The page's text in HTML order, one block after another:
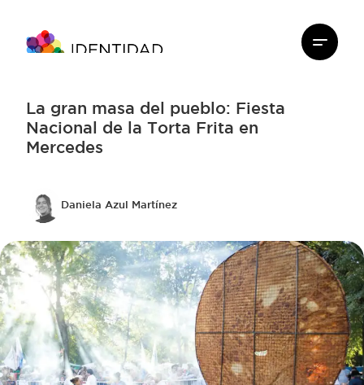
La gran masa del pueblo: Fiesta
Nacional de la Torta Frita en
Mercedes
Daniela Azul Martínez